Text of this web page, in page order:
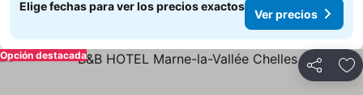
Elige fechas para ver los precios exactos
Ver precios
Compartir
Opción destacada